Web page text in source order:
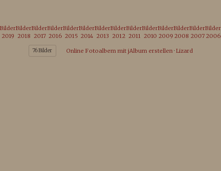
Bilder
2019
Bilder
2018
Bilder
2017
Bilder
2016
Bilder
2015
Bilder
2014
Bilder
2013
Bilder
2012
Bilder
2011
Bilder
2010
Bilder
2009
Bilder
2008
Bilder
2007
Bilder
2006
76 Bilder Online Fotoalbem mit jAlbum erstellen· Lizard